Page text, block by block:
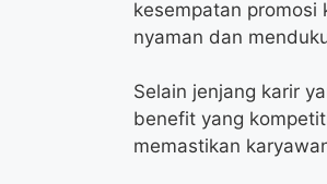
kesempatan promosi
nyaman dan
Selain jenjang karir
benefit yang
memastikan